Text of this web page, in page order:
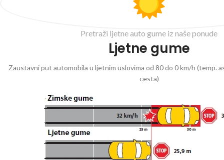
Pretraži ljetne auto gume iz naše ponude
Ljetne gume
Zaustavni put automobila u ljetnim uslovima od 80 do 0 km/h (temp.
cesta)